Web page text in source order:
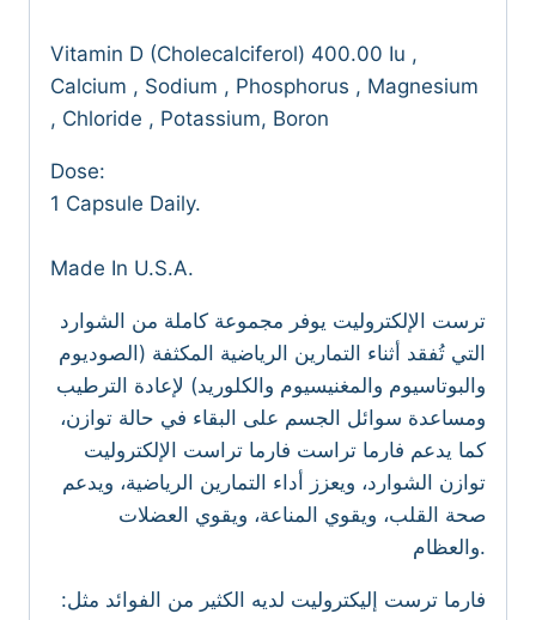
Vitamin D (Cholecalciferol) 400.00 Iu ,
Calcium , Sodium , Phosphorus , Magnesium
, Chloride , Potassium, Boron
Dose:
1 Capsule Daily.
Made In U.S.A.
ترست الإلكتروليت يوفر مجموعة كاملة من الشوارد
التي تُفقد أثناء التمارين الرياضية المكثفة (الصوديوم
والبوتاسيوم والمغنيسيوم والكلوريد) لإعادة الترطيب
ومساعدة سوائل الجسم على البقاء في حالة توازن،
كما يدعم فارما تراست فارما تراست الإلكتروليت
توازن الشوارد، ويعزز أداء التمارين الرياضية، ويدعم
صحة القلب، ويقوي المناعة، ويقوي العضلات
والعظام.
:فارما ترست إليكتروليت لديه الكثير من الفوائد مثل